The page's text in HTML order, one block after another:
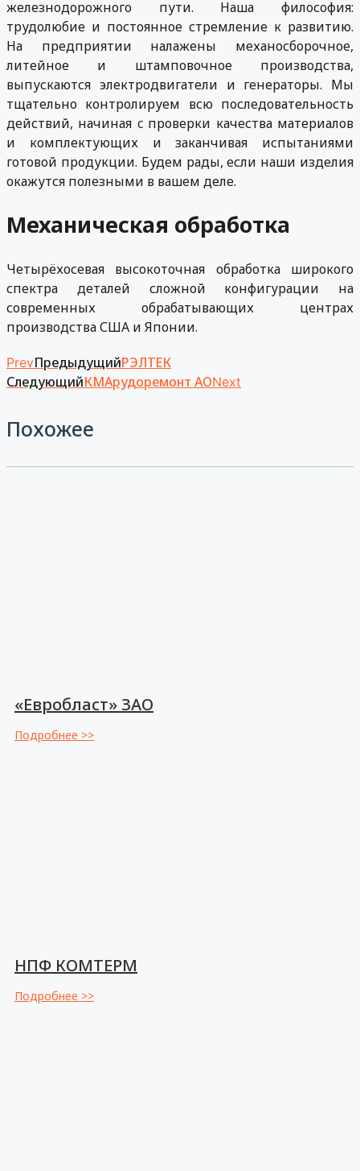
железнодорожного пути. Наша философия:
трудолюбие и постоянное стремление к развитию.
На предприятии налажены механосборочное,
литейное и штамповочное производства,
выпускаются электродвигатели и генераторы. Мы
тщательно контролируем всю последовательность
действий, начиная c проверки качества материалов
и комплектующих и заканчивая испытаниями
готовой продукции. Будем рады, если наши изделия
окажутся полезными в вашем деле.
Механическая обработка
Четырёхосевая высокоточная обработка широкого
спектра деталей сложной конфигурации на
современных обрабатывающих центрах
производства США и Японии.
PrevПредыдущийРЭЛТЕК
СледующийКМАрудоремонт АОNext
Похожее
«Евробласт» ЗАО
Подробнее >>
НПФ КОМТЕРМ
Подробнее >>